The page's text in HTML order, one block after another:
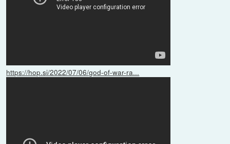
https://hop.si/2022/07/06/god-of-war-ra...